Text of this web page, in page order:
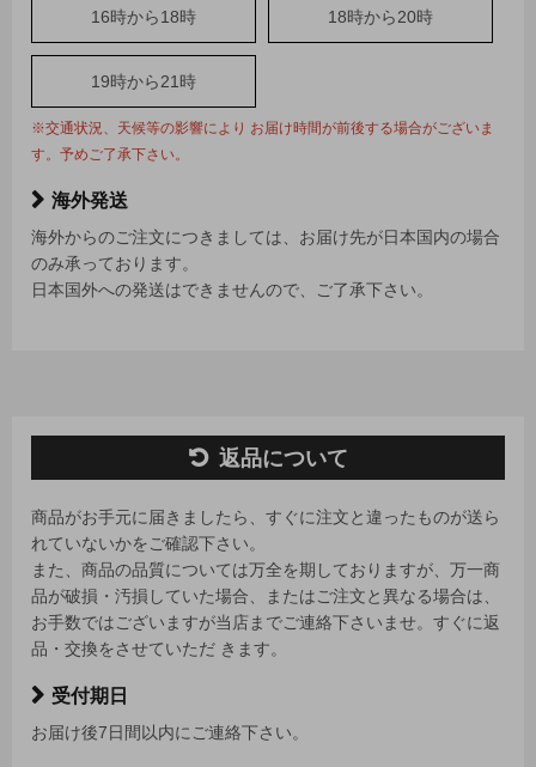
16時から18時 18時から20時
19時から21時
※交通状況、天候等の影響により お届け時間が前後する場合がございま
す。予めご了承下さい。
海外発送
海外からのご注文につきましては、お届け先が日本国内の場合
のみ承っております。
日本国外への発送はできませんので、ご了承下さい。
返品について
商品がお手元に届きましたら、すぐに注文と違ったものが送ら
れていないかをご確認下さい。
また、商品の品質については万全を期しておりますが、万一商
品が破損・汚損していた場合、またはご注文と異なる場合は、
お手数ではございますが当店までご連絡下さいませ。すぐに返
品・交換をさせていただ きます。
受付期日
お届け後7日間以内にご連絡下さい。